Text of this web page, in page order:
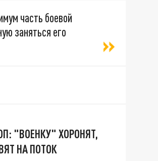
часть боевой
заняться его
"ВОЕНКУ" ХОРОНЯТ,
НА ПОТОК